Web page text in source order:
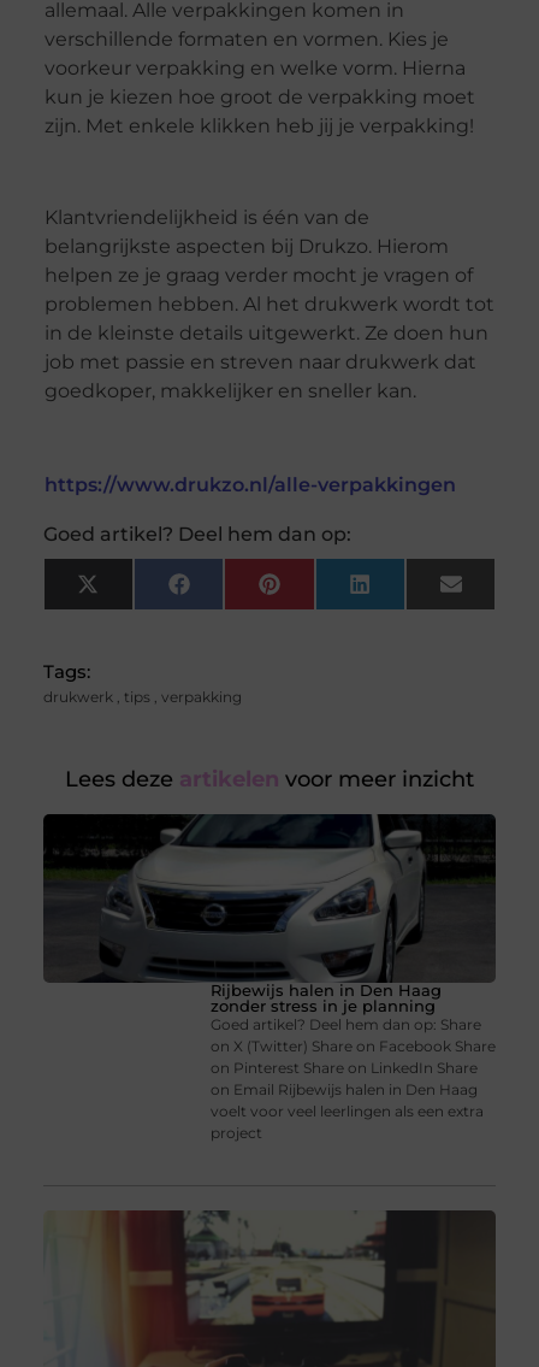
allemaal. Alle verpakkingen komen in
verschillende formaten en vormen. Kies je
voorkeur verpakking en welke vorm. Hierna
kun je kiezen hoe groot de verpakking moet
zijn. Met enkele klikken heb jij je verpakking!
Klantvriendelijkheid is één van de
belangrijkste aspecten bij Drukzo. Hierom
helpen ze je graag verder mocht je vragen of
problemen hebben. Al het drukwerk wordt tot
in de kleinste details uitgewerkt. Ze doen hun
job met passie en streven naar drukwerk dat
goedkoper, makkelijker en sneller kan.
https://www.drukzo.nl/alle-verpakkingen
Goed artikel? Deel hem dan op:
X
(Twitter)
FacebookPinterest LinkedIn Email
Tags:
drukwerk, tips, verpakking
Lees deze artikelen voor meer inzicht
Rijbewijs halen in Den Haag
zonder stress in je planning
Goed artikel? Deel hem dan op: Share
on X (Twitter) Share on Facebook Share
on Pinterest Share on LinkedIn Share
on Email Rijbewijs halen in Den Haag
voelt voor veel leerlingen als een extra
project